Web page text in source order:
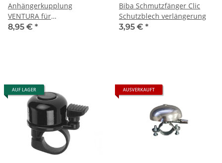
Anhängerkupplung
VENTURA für
Sattelklemmbolzen
8,95 € *
Biba Schmutzfänger Clic
Schutzblech verlängerung
3,95 € *
AUF LAGER AUSVERKAUFT